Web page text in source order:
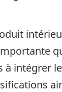
intégrer